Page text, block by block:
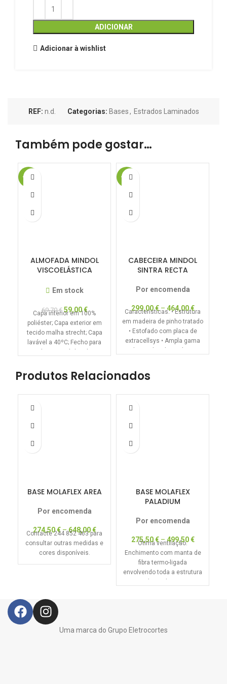
ADICIONAR
Adicionar à wishlist
REF: n.d. Categorias: Bases, Estrados Laminados
Também pode gostar…
-15%
ALMOFADA MINDOL
VISCOELÁSTICA
Em stock
69,70€ 59,00€
Capa interior em 100%
poliéster; Capa exterior em
tecido malha strecht; Capa
lavável a 40ºC; Fecho para
abertura; Núcleo de
-15%
CABECEIRA MINDOL
SINTRA RECTA
Por encomenda
299,00€–464,00€
Características: • Estrutura
em madeira de pinho tratado
• Estofado com placa de
extracellsys • Ampla gama
Produtos Relacionados
BASE MOLAFLEX AREA
Por encomenda
274,50€–648,00€
Contacte 244 852 463 para
consultar outras medidas e
cores disponíveis.
BASE MOLAFLEX
PALADIUM
Por encomenda
275,50€– 499,50€
Ótima ventilação.
Enchimento com manta de
fibra termo-ligada
envolvendo toda a estrutura
da madeira.
Uma marca do Grupo Eletrocortes